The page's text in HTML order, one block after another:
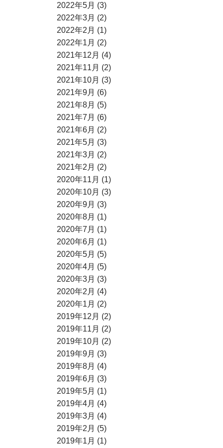
2022年5月 (3)
2022年3月 (2)
2022年2月 (1)
2022年1月 (2)
2021年12月 (4)
2021年11月 (2)
2021年10月 (3)
2021年9月 (6)
2021年8月 (5)
2021年7月 (6)
2021年6月 (2)
2021年5月 (3)
2021年3月 (2)
2021年2月 (2)
2020年11月 (1)
2020年10月 (3)
2020年9月 (3)
2020年8月 (1)
2020年7月 (1)
2020年6月 (1)
2020年5月 (5)
2020年4月 (5)
2020年3月 (3)
2020年2月 (4)
2020年1月 (2)
2019年12月 (2)
2019年11月 (2)
2019年10月 (2)
2019年9月 (3)
2019年8月 (4)
2019年6月 (3)
2019年5月 (1)
2019年4月 (4)
2019年3月 (4)
2019年2月 (5)
2019年1月 (1)